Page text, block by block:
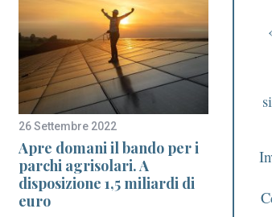
26 Settembre 2022
Apre domani il bando per i
parchi agrisolari. A
disposizione 1,5 miliardi di
euro